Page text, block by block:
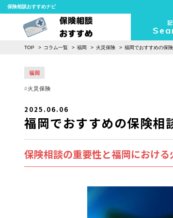
保険相談おすすめナビ
TOP コラム一覧 福岡 火災保険 福岡でおすすめの保
福岡
火災保険
2025.06.06
福岡でおすすめの保険相
保険相談の重要性と福岡におけ